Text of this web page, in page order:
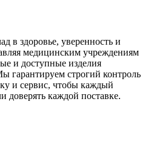
в здоровье, уверенность и
медицинским учреждениям
и доступные изделия
гарантируем строгий контроль
и сервис, чтобы каждый
доверять каждой поставке.